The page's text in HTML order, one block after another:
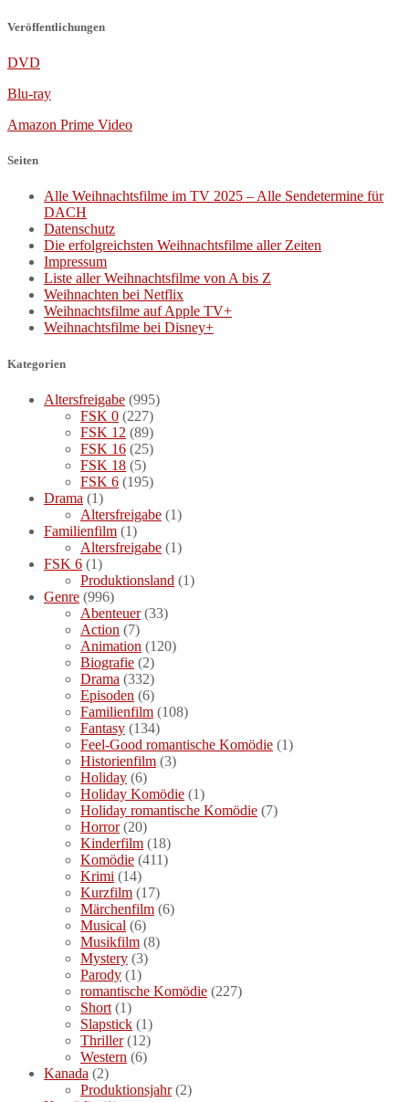
Veröffentlichungen
DVD
Blu-ray
Amazon Prime Video
Seiten
Alle Weihnachtsfilme im TV 2025 – Alle Sendetermine für
DACH
Datenschutz
Die erfolgreichsten Weihnachtsfilme aller Zeiten
Impressum
Liste aller Weihnachtsfilme von A bis Z
Weihnachten bei Netflix
Weihnachtsfilme auf Apple TV+
Weihnachtsfilme bei Disney+
Kategorien
Altersfreigabe (995)
FSK 0 (227)
FSK 12 (89)
FSK 16 (25)
FSK 18 (5)
FSK 6 (195)
Drama (1)
Altersfreigabe (1)
Familienfilm (1)
Altersfreigabe (1)
FSK 6 (1)
Produktionsland (1)
Genre (996)
Abenteuer(33)
Action (7)
Animation (120)
Biografie (2)
Drama (332)
Episoden (6)
Familienfilm (108)
Fantasy (134)
Feel-Good romantische Komödie (1)
Historienfilm (3)
Holiday (6)
Holiday Komödie (1)
Holiday romantische Komödie (7)
Horror(20)
Kinderfilm (18)
Komödie (411)
Krimi (14)
Kurzfilm (17)
Märchenfilm (6)
Musical (6)
Musikfilm (8)
Mystery (3)
Parody (1)
romantische Komödie (227)
Short (1)
Slapstick (1)
Thriller(12)
Western (6)
Kanada (2)
Produktionsjahr(2)